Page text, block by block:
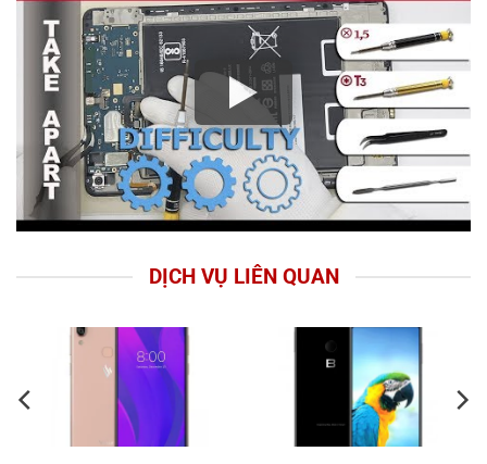
DỊCH VỤ LIÊN QUAN